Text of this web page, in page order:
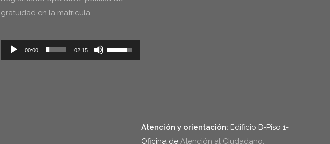
gratuidad en la matrícula
Reproductor
de
00:00 02:15
Utiliza
las
Atención y orientación: Edificio B-Piso 1-
Oficina de Atención al Ciudadano.